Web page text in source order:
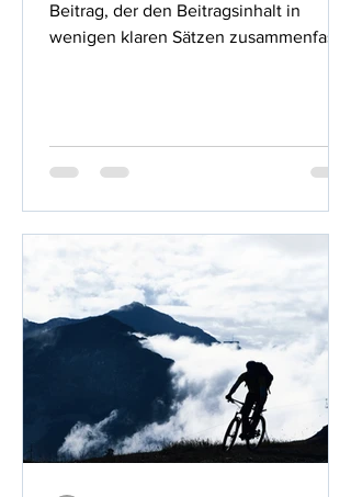
Beitrag, der den Beitragsinhalt in
wenigen klaren Sätzen zusammenfasst